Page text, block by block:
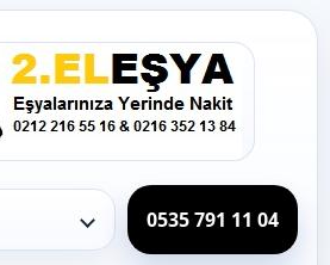
0535 791 11 04